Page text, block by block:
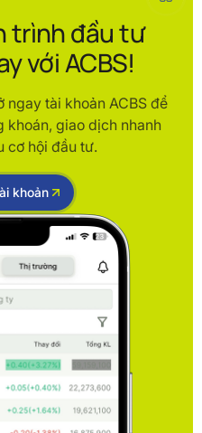
trình đầu tư
với ACBS!
ngay tài khoản ACBS để
giao dịch nhanh
cơ hội đầu tư.
khoản